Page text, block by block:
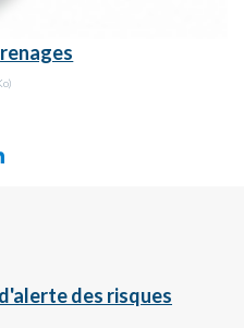
des risques